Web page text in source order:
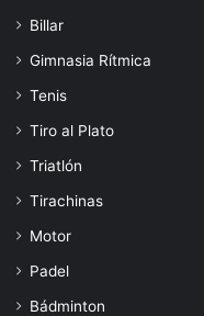
Billar
Gimnasia Rítmica
Tenis
Tiro al Plato
Triatlón
Tirachinas
Motor
Padel
Bádminton